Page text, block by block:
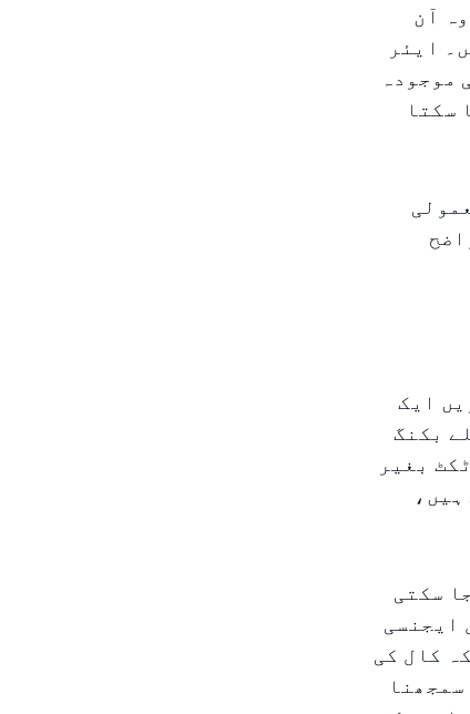
آن
ایئر
موجودہ
سکتا
ایک
بکنگ
بغیر
سکتی
ایجنسی
کال کی